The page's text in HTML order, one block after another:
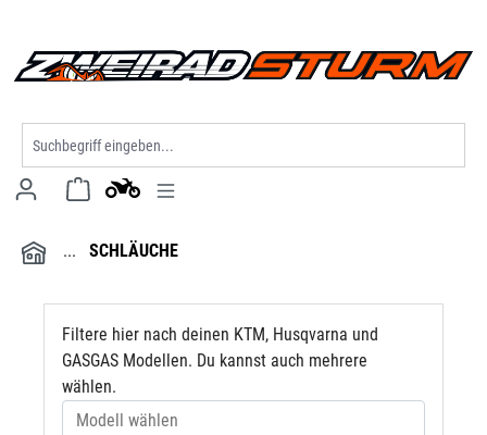
SCHLÄUCHE
Filtere hier nach deinen KTM, Husqvarna und
GASGAS Modellen. Du kannst auch mehrere
wählen.